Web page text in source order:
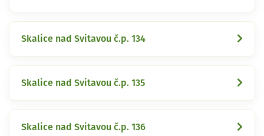
Skalice nad Svitavou č.p. 134
Skalice nad Svitavou č.p. 135
Skalice nad Svitavou č.p. 136